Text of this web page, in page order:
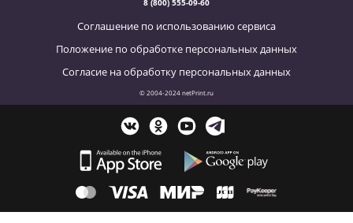
8 (800) 555-09-60
Соглашение по использованию сервиса
Положение по обработке персональных данных
Согласие на обработку персональных данных
© 2004-2024 netPrint.ru